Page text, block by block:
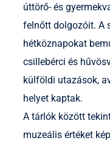
úttörő- és
felnőtt dolgozóit. A
hétköznapokat
csillebérci és
külföldi utazások,
helyet kaptak.
A tárlók között
muzeális értéket